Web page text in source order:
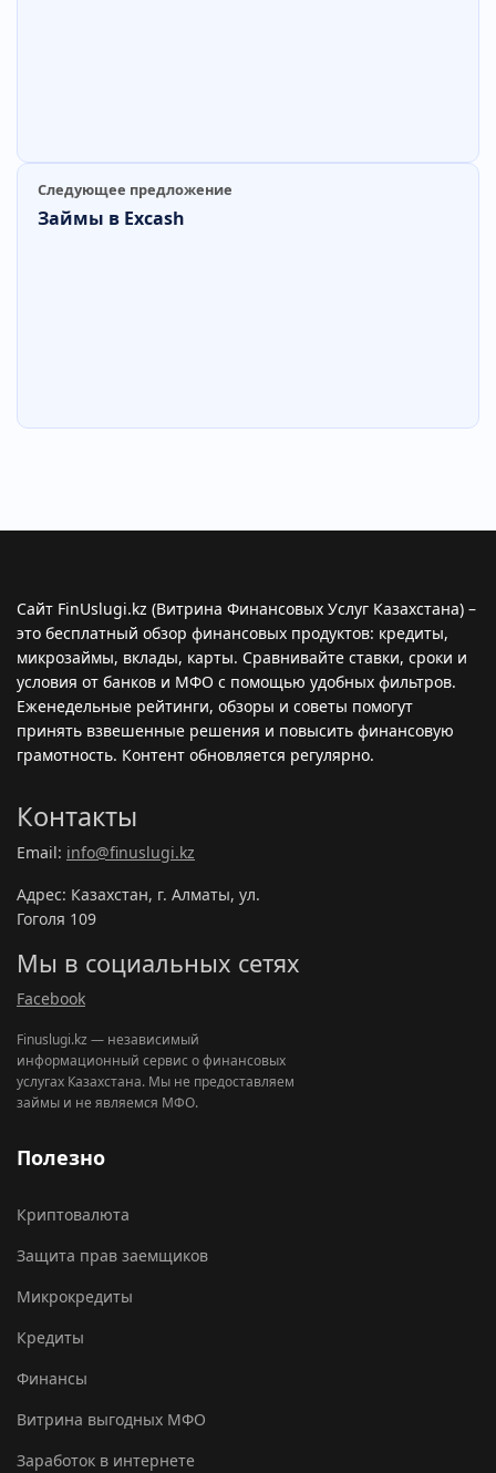
Следующее предложение
Займы в Excash
Сайт FinUslugi.kz (Витрина Финансовых Услуг Казахстана) –
это бесплатный обзор финансовых продуктов: кредиты,
микрозаймы, вклады, карты. Сравнивайте ставки, сроки и
условия от банков и МФО с помощью удобных фильтров.
Еженедельные рейтинги, обзоры и советы помогут
принять взвешенные решения и повысить финансовую
грамотность. Контент обновляется регулярно.
Контакты
Email: info@finuslugi.kz
Адрес: Казахстан, г. Алматы, ул.
Гоголя 109
Мы в социальных сетях
Facebook
Finuslugi.kz — независимый
информационный сервис о финансовых
услугах Казахстана. Мы не предоставляем
займы и не являемся МФО.
Полезно
Криптовалюта
Защита прав заемщиков
Микрокредиты
Кредиты
Финансы
Витрина выгодных МФО
Заработок в интернете